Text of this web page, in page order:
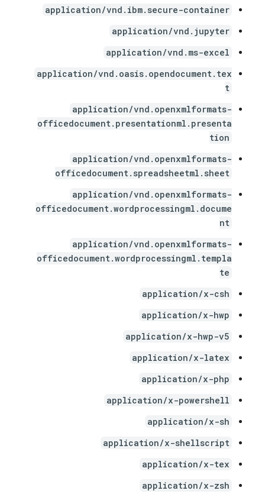
application/vnd.ibm.secure-container
application/vnd.jupyter
application/vnd.ms-excel
application/vnd.oasis.opendocument.tex
t
application/vnd.openxmlformats-
officedocument.presentationml.presenta
tion
application/vnd.openxmlformats-
officedocument.spreadsheetml.sheet
application/vnd.openxmlformats-
officedocument.wordprocessingml.docume
nt
application/vnd.openxmlformats-
officedocument.wordprocessingml.templa
te
application/x-csh
application/x-hwp
application/x-hwp-v5
application/x-latex
application/x-php
application/x-powershell
application/x-sh
application/x-shellscript
application/x-tex
application/x-zsh